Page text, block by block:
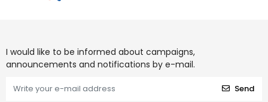
I would like to be informed about campaigns,
announcements and notifications by e-mail.
Send